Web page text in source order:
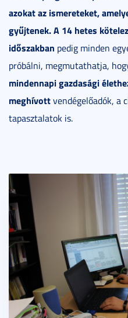
azokat az ismereteket,
gyűjtenek. A 14 hetes
időszakban pedig minden
próbálni, megmutathatja,
mindennapi gazdasági
meghívottvendégelőadók, a
tapasztalatok is.